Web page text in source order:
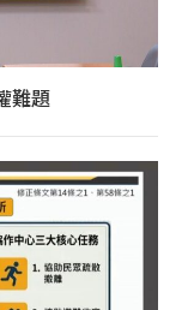
難題